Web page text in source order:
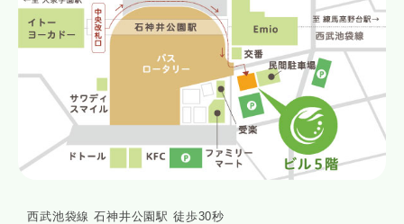
西武池袋線 石神井公園駅 徒歩30秒